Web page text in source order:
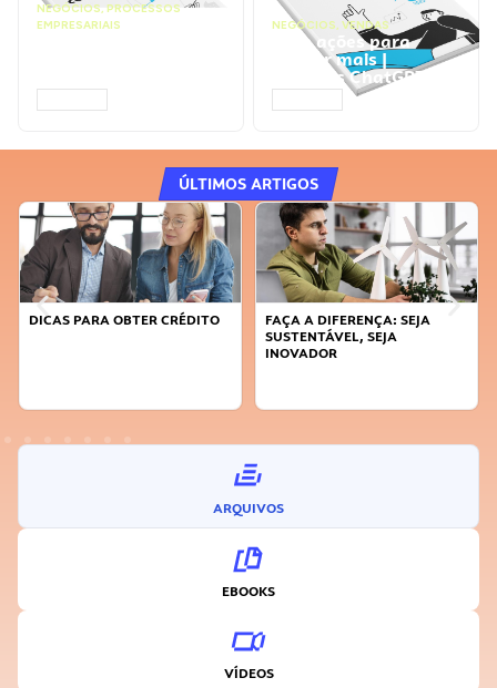
NEGÓCIOS, PROCESSOS
EMPRESARIAIS
NEGÓCIOS, VENDAS
Faça ações para
vender mais |
Prompts ChatGPT
ÚLTIMOS ARTIGOS
DICAS PARA OBTER CRÉDITO
FAÇA A DIFERENÇA: SEJA
SUSTENTÁVEL, SEJA
INOVADOR
ARQUIVOS
EBOOKS
VÍDEOS